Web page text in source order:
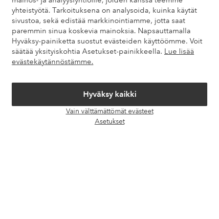
yhteistyötä. Tarkoituksena on analysoida, kuinka käytät
sivustoa, sekä edistää markkinointiamme, jotta saat
paremmin sinua koskevia mainoksia. Napsauttamalla
Hyväksy-painiketta suostut evästeiden käyttöömme. Voit
säätää yksityiskohtia Asetukset-painikkeella. Lue lisää
evästekäytännöstämme.
Hyväksy kaikki
Vain välttämättömät evästeet
Asetukset
Asiakaspalvelu Tilaukset Maksutavat
Omat sivut